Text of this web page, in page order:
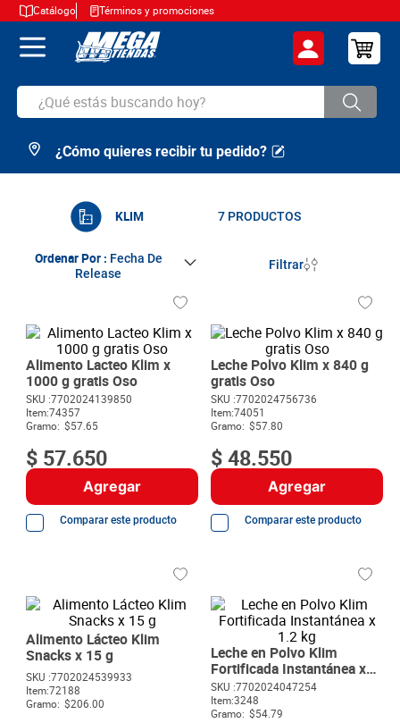
Catálogo Términos y promociones
¿Qué estás buscando hoy?
TÉRMINOS MÁS BUSCADOS
arroz
cafe
6.
azucar
7.
huevos
8.
detergente
9
queso
10. papa
¿Cómo quieres recibir tu pedido?
KLIM 7 PRODUCTOS
Ordenar Por
Fecha De
Release
Filtrar
Alimento Lacteo Klim x
1000 g gratis Oso
SKU :7702024139850
Item:74357
Gramo: $57.65
$ 57.650
Agregar
Comparar este producto
Leche Polvo Klim x 840 g
gratis Oso
SKU :7702024756736
Item:74051
Gramo: $57.80
$ 48.550
Agregar
Comparar este producto
Alimento Lácteo Klim
Snacks x 15 g
SKU :7702024539933
Item:72188
Gramo: $206.00
Leche en Polvo Klim
Fortificada Instantánea x
1.2 kg
SKU :7702024047254
Item:3248
Gramo: $54.79